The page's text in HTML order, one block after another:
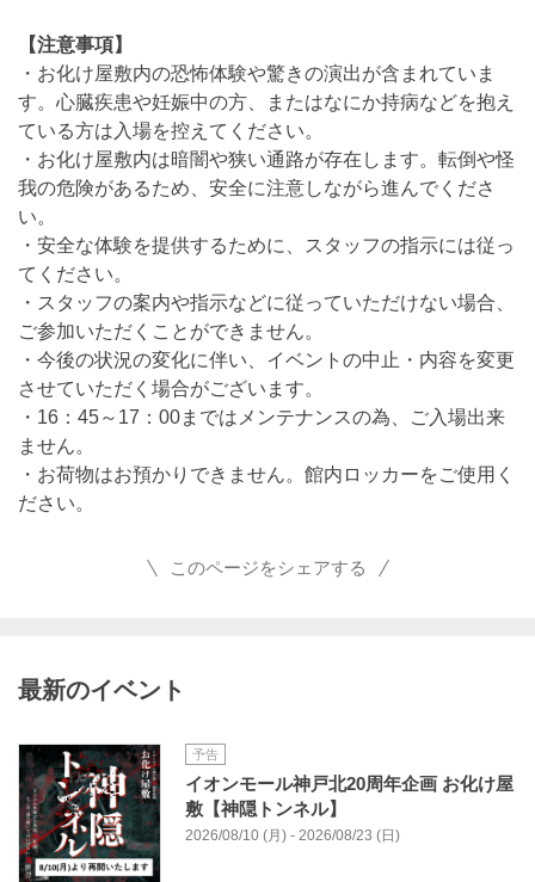
【注意事項】
・お化け屋敷内の恐怖体験や驚きの演出が含まれていま
す。心臓疾患や妊娠中の方、またはなにか持病などを抱え
ている方は入場を控えてください。
・お化け屋敷内は暗闇や狭い通路が存在します。転倒や怪
我の危険があるため、安全に注意しながら進んでくださ
い。
・安全な体験を提供するために、スタッフの指示には従っ
てください。
・スタッフの案内や指示などに従っていただけない場合、
ご参加いただくことができません。
・今後の状況の変化に伴い、イベントの中⽌・内容を変更
させていただく場合がございます。
・16：45～17：00まではメンテナンスの為、ご入場出来
ません。
・お荷物はお預かりできません。館内ロッカーをご使用く
ださい。
このページをシェアする
最新のイベント
予告
イオンモール神戸北20周年企画 お化け屋
敷【神隠トンネル】
2026/08/10 (月) - 2026/08/23 (日)